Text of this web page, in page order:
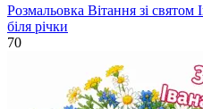
Розмальовка Вітання зі святом
біля річки
70